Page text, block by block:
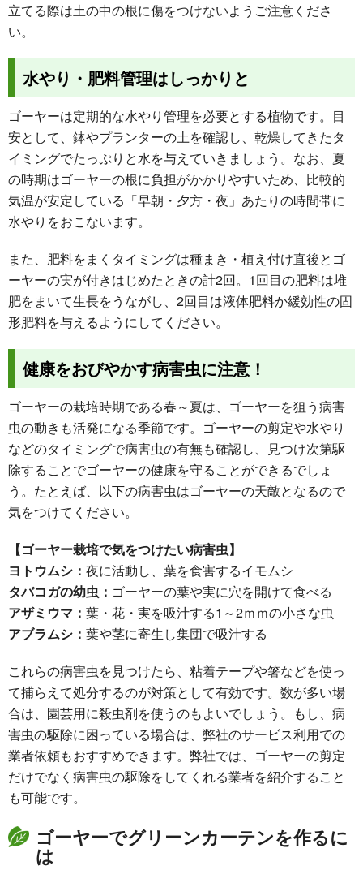
立てる際は土の中の根に傷をつけないようご注意くださ
い。
水やり・肥料管理はしっかりと
ゴーヤーは定期的な水やり管理を必要とする植物です。目
安として、鉢やプランターの土を確認し、乾燥してきたタ
イミングでたっぷりと水を与えていきましょう。なお、夏
の時期はゴーヤーの根に負担がかかりやすいため、比較的
気温が安定している「早朝・夕方・夜」あたりの時間帯に
水やりをおこないます。
また、肥料をまくタイミングは種まき・植え付け直後とゴ
ーヤーの実が付きはじめたときの計2回。1回目の肥料は堆
肥をまいて生長をうながし、2回目は液体肥料か緩効性の固
形肥料を与えるようにしてください。
健康をおびやかす病害虫に注意！
ゴーヤーの栽培時期である春～夏は、ゴーヤーを狙う病害
虫の動きも活発になる季節です。ゴーヤーの剪定や水やり
などのタイミングで病害虫の有無も確認し、見つけ次第駆
除することでゴーヤーの健康を守ることができるでしょ
う。たとえば、以下の病害虫はゴーヤーの天敵となるので
気をつけてください。
【ゴーヤー栽培で気をつけたい病害虫】
ヨトウムシ： 夜に活動し、葉を食害するイモムシ
タバコガの幼虫： ゴーヤーの葉や実に穴を開けて食べる
アザミウマ： 葉・花・実を吸汁する1～2ｍｍの小さな虫
アブラムシ： 葉や茎に寄生し集団で吸汁する
これらの病害虫を見つけたら、粘着テープや箸などを使っ
て捕らえて処分するのが対策として有効です。数が多い場
合は、園芸用に殺虫剤を使うのもよいでしょう。もし、病
害虫の駆除に困っている場合は、弊社のサービス利用での
業者依頼もおすすめできます。弊社では、ゴーヤーの剪定
だけでなく病害虫の駆除をしてくれる業者を紹介すること
も可能です。
ゴーヤーでグリーンカーテンを作るに
は